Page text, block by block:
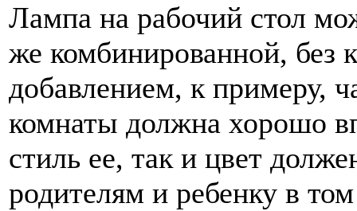
Лампа на рабочий стол
же комбинированной, без
добавлением, к примеру,
комнаты должна хорошо
стиль ее, так и цвет
родителям и ребенку в